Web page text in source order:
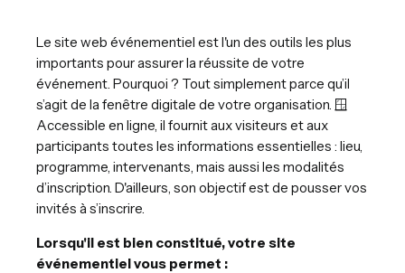
Le site web événementiel est l'un des outils les plus
importants pour assurer la réussite de votre
événement. Pourquoi ? Tout simplement parce qu’il
s’agit de la fenêtre digitale de votre organisation. 🪟
Accessible en ligne, il fournit aux visiteurs et aux
participants toutes les informations essentielles : lieu,
programme, intervenants, mais aussi les modalités
d’inscription. D'ailleurs, son objectif est de pousser vos
invités à s’inscrire.
Lorsqu'il est bien constitué, votre site
événementiel vous permet :